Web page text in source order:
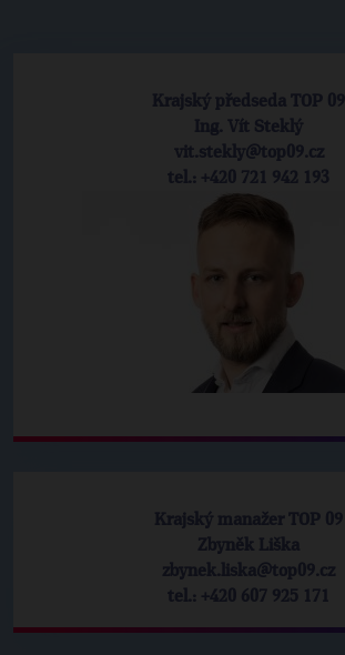
Krajský předseda TOP 09
Ing. Vít Steklý
vit.stekly@top09.cz
tel.: +420 721 942 193
Krajský manažer TOP 09
Zbyněk Liška
zbynek.liska@top09.cz
tel.: +420 607 925 171